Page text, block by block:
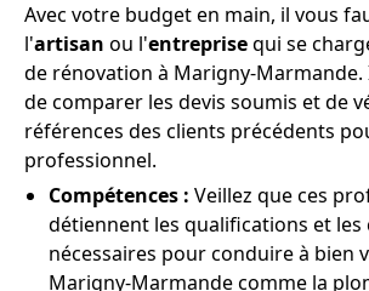
Avec votre budget en main, il vous
l'artisan ou l'entreprisequi se
de rénovation à Marigny-Marmande.
de comparer les devis soumis et de
références des clients précédents
professionnel.
Compétences : Veillez que ces
détiennent les qualifications et les
nécessaires pour conduire à bien
Marigny-Marmande comme la